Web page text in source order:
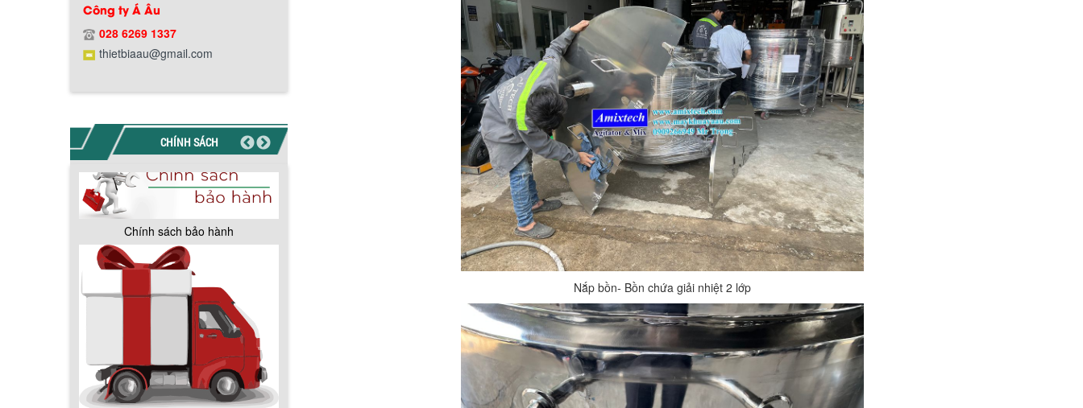
Công ty Á Âu
028 6269 1337
thietbiaau@gmail.com
CHÍNH SÁCH
Hướng dẫn thanh toán mua hàng
Chính sách đổi trả hàng
Chính sách bảo hành
Nắp bồn- Bồn chứa giải nhiệt 2 lớp